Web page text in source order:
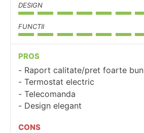
DESIGN
FUNCTII
PROS
Raport calitate/pret foarte bun
Termostat electric
Telecomanda
Design elegant
CONS